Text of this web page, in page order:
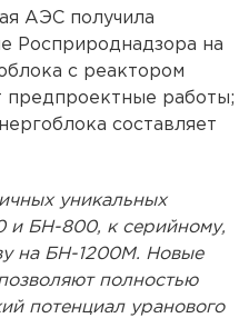
АЭС получила
Росприроднадзора на
с реактором
предпроектные работы;
составляет
уникальных
и БН-800, к серийному,
на БН-1200М. Новые
полностью
потенциал уранового